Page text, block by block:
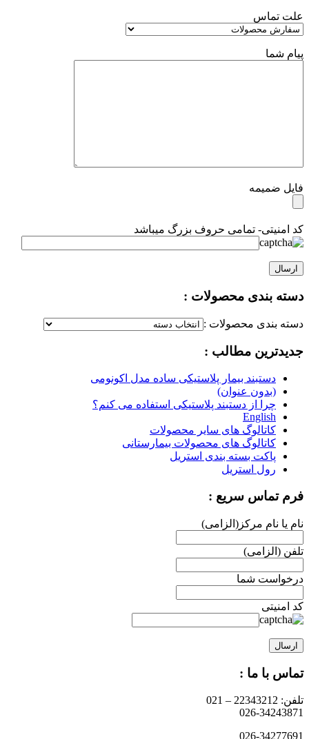
علت تماس
پیام شما
فایل ضمیمه
کد امنیتی- تمامی حروف بزرگ میباشد
دسته بندی محصولات :
دسته بندی محصولات :
جدیدترین مطالب :
دستبند بیمار پلاستیکی ساده مدل اکونومی
(بدون عنوان)
چرا از دستبند پلاستیکی استفاده می کنم؟
English
کاتالوگ های سایر محصولات
کاتالوگ های محصولات بیمارستانی
پاکت بسته بندی استریل
رول استریل
فرم تماس سریع :
نام یا نام مرکز(الزامی)
تلفن (الزامی)
درخواست شما
کد امنیتی
تماس با ما :
تلفن: 22343212 – 021
026-34243871
026-34277691